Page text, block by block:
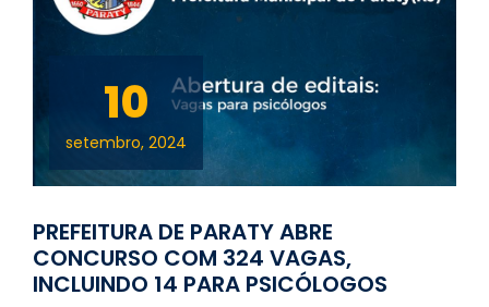
10
setembro, 2024
PREFEITURA DE PARATY ABRE
CONCURSO COM 324 VAGAS,
INCLUINDO 14 PARA PSICÓLOGOS